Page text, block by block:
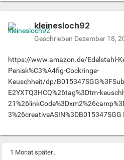
kleinesloch92
Geschrieben Dezember 18,
https://www.amazon.de/Edelstahl-
Penisk%C3%A4fig-Cockringe-
Keuschheit/dp/
E2YXTQ3HCQ%26tag%3Dtm-
1 Monat später...